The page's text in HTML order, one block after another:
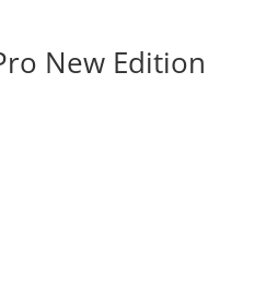
New Edition